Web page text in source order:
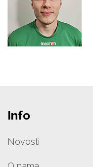
Info
Novosti